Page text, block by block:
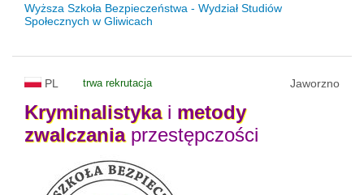
Wyższa Szkoła Bezpieczeństwa - Wydział Studiów
Społecznych w Gliwicach
PL trwa rekrutacja Jaworzno
Kryminalistykai metody
zwalczaniaprzestępczości